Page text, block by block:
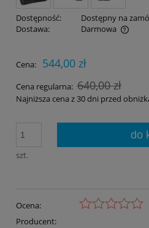
Dostępność:
Dostępny na
Dostawa:
Darmowa
Cena nie zawiera ewentualnych
Cena: 544,00 zł
Cena regularna: 640,00 zł
Najniższa cena z 30 dni przed
szt.
do
Ocena:
Producent: